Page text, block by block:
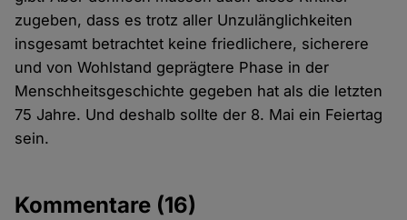
zugeben, dass es trotz aller Unzulänglichkeiten
insgesamt betrachtet keine friedlichere, sicherere
und von Wohlstand geprägtere Phase in der
Menschheitsgeschichte gegeben hat als die letzten
75 Jahre. Und deshalb sollte der 8. Mai ein Feiertag
sein.
Kommentare (16)